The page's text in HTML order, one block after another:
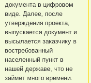
документа в цифровом
виде. Далее, после
утверждения проекта,
выпускается документ и
высылается заказчику в
востребованный
населенный пункт в
нашей державе, что не
займет много времени.